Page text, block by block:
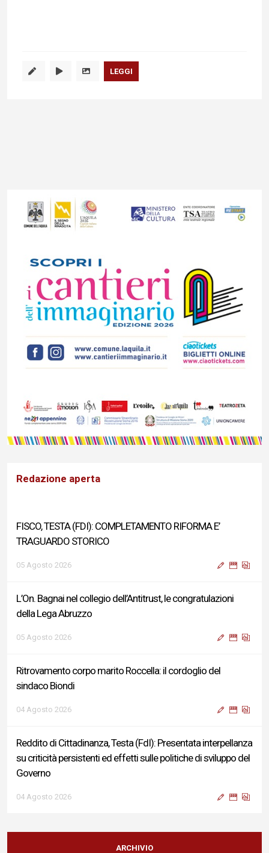
LEGGI
Redazione aperta
FISCO, TESTA (FDI): COMPLETAMENTO RIFORMA E’
TRAGUARDO STORICO
05 Agosto 2026
L’On. Bagnai nel collegio dell’Antitrust, le congratulazioni
della Lega Abruzzo
05 Agosto 2026
Ritrovamento corpo marito Roccella: il cordoglio del
sindaco Biondi
04 Agosto 2026
Reddito di Cittadinanza, Testa (FdI): Presentata interpellanza
su criticità persistenti ed effetti sulle politiche di sviluppo del
Governo
04 Agosto 2026
Sigismondi, Liris e Testa: “Profondo cordoglio e vicinanza al
Ministro Roccella e alla sua famiglia”
ARCHIVIO